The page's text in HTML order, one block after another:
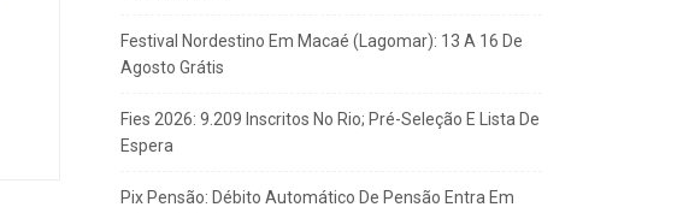
Festival Nordestino Em Macaé (Lagomar): 13 A 16 De
Agosto Grátis
Fies 2026: 9.209 Inscritos No Rio; Pré-Seleção E Lista De
Espera
Pix Pensão: Débito Automático De Pensão Entra Em